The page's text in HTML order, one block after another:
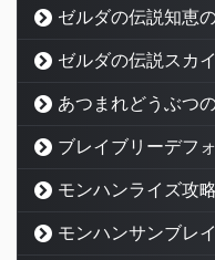
ゼルダの伝説知恵
ゼルダの伝説スカ
あつまれどうぶつ
ブレイブリーデフ
モンハンライズ攻略
モンハンサンブレ